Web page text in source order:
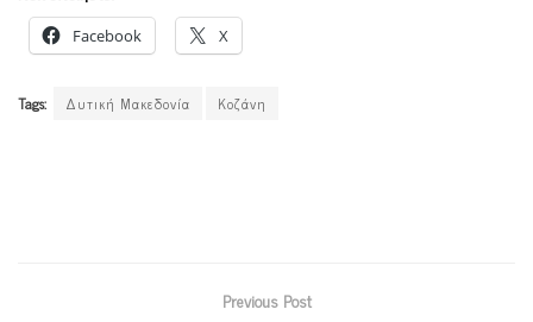
Facebook X
Tags: Δυτική Μακεδονία Κοζάνη
Previous Post